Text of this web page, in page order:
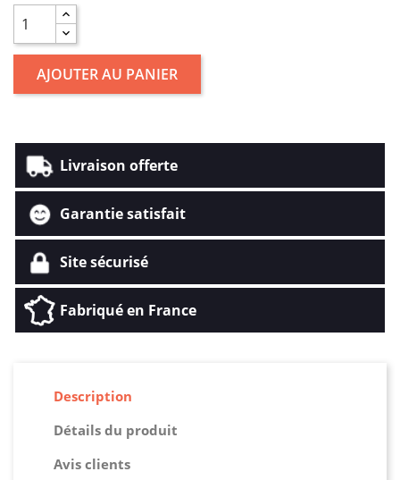
AJOUTER AU PANIER
Livraison offerte
Garantie satisfait
Site sécurisé
Fabriqué en France
Description
Détails du produit
Avis clients